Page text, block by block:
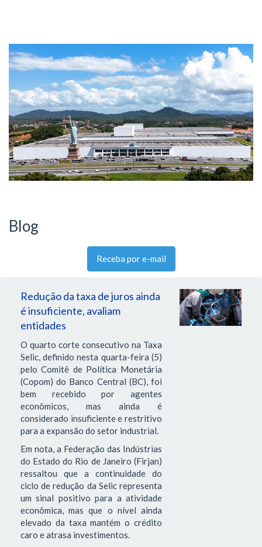
Blog
Receba por e-mail
Redução da taxa de juros ainda
é insuficiente, avaliam
entidades
O quarto corte consecutivo na Taxa
Selic, definido nesta quarta-feira (5)
pelo Comitê de Política Monetária
(Copom) do Banco Central (BC), foi
bem recebido por agentes
econômicos, mas ainda é
considerado insuficiente e restritivo
para a expansão do setor industrial.
Em nota, a Federação das Indústrias
do Estado do Rio de Janeiro (Firjan)
ressaltou que a continuidade do
ciclo de redução da Selic representa
um sinal positivo para a atividade
econômica, mas que o nível ainda
elevado da taxa mantém o crédito
caro e atrasa investimentos.